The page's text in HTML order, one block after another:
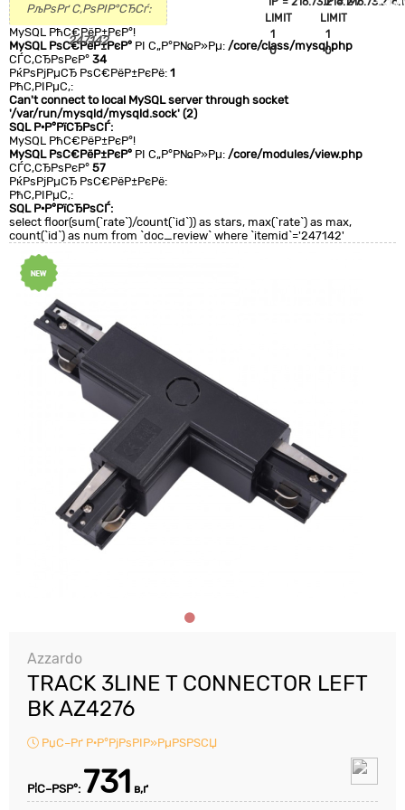
LIMIT
1
0
LIMIT
1
0
РљРѕРґ С‚РѕРІР°СЂСѓ:
247142
MySQL РћС€РёР±РєР°!
MySQL РѕС€РёР±РєР° РІ С„Р°Р№Р»Рµ: /core/class/mysql.php
СЃС‚СЂРѕРєР° 34
РќРѕРјРµСЂ РѕС€РёР±РєРё: 1
РћС‚РІРµС‚:
Can't connect to local MySQL server through socket
'/var/run/mysqld/mysqld.sock' (2)
SQL Р·Р°РїСЂРѕСЃ:
MySQL РћС€РёР±РєР°!
MySQL РѕС€РёР±РєР° РІ С„Р°Р№Р»Рµ: /core/modules/view.php
СЃС‚СЂРѕРєР° 57
РќРѕРјРµСЂ РѕС€РёР±РєРё:
РћС‚РІРµС‚:
SQL Р·Р°РїСЂРѕСЃ:
select floor(sum(`rate`)/count(`id`)) as stars, max(`rate`) as max,
count(`id`) as num from `doc_review` where `itemid`='247142'
Azzardo
TRACK 3LINE T CONNECTOR LEFT
BK AZ4276
РџС–Рґ Р·Р°РјРѕРІР»РµРЅРЅСЏ
Р¦С–РЅР°: 731 в‚ґ